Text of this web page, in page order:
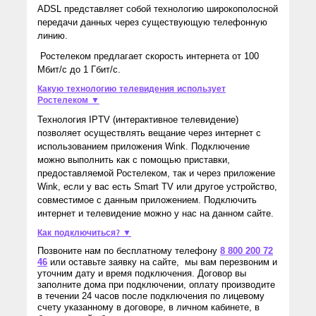
ADSL представляет собой технологию широкополосной
передачи данных через существующую телефонную
линию.
Ростелеком предлагает скорость интернета от 100
Мбит/с до 1 Гбит/с.
Какую технологию телевидения использует
Ростелеком ▼
Технология IPTV (интерактивное телевидение)
позволяет осуществлять вещание через интернет с
использованием приложения Wink. Подключение
можно выполнить как с помощью приставки,
предоставляемой Ростелеком, так и через приложение
Wink, если у вас есть Smart TV или другое устройство,
совместимое с данным приложением. Подключить
интернет и телевидение можно у нас на данном сайте.
Как подключиться? ▼
Позвоните нам по бесплатному телефону 8 800 200 72
46 или оставьте заявку на сайте, мы вам перезвоним и
уточним дату и время подключения. Договор вы
заполните дома при подключении, оплату производите
в течении 24 часов после подключения по лицевому
счету указанному в договоре, в личном кабинете, в